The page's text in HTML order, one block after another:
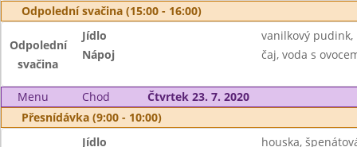
Odpolední svačina (15:00 - 16:00)
Odpolední
svačina
Jídlo
vanilkový pudink,
Nápoj
čaj, voda s
Menu Chod
Čtvrtek 23. 7. 2020
Přesnídávka (9:00 - 10:00)
Jídlo
houska,